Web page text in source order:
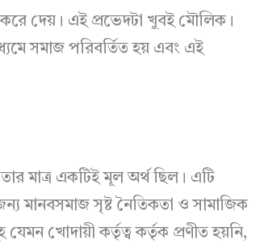
দেয়। এই প্রভেদটা খুবই মৌলিক।
সমাজ পরিবর্তিত হয় এবং এই
মাত্র একটিই মূল অর্থ ছিল। এটি
মানবসমাজ সৃষ্ট নৈতিকতা ও সামাজিক
খোদায়ী কর্তৃত্ব কর্তৃক প্রণীত হয়নি,